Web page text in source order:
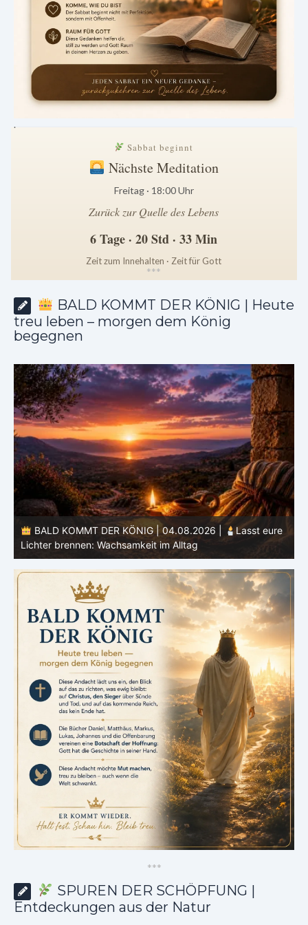
.
Sabbat beginnt
Nächste Meditation
Freitag · 18:00 Uhr
Zurück zur Quelle des Lebens
6 Tage · 20 Std · 33 Min
Zeit zum Innehalten · Zeit für Gott
***
BALD KOMMT DER KÖNIG | Heute
treu leben – morgen dem König
begegnen
BALD KOMMT DER KÖNIG | 04.08.2026 |
Lasst eure
Lichter brennen: Wachsamkeit im Alltag
***
SPUREN DER SCHÖPFUNG |
Entdeckungen aus der Natur